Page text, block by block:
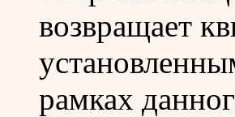
возвращает
рамках